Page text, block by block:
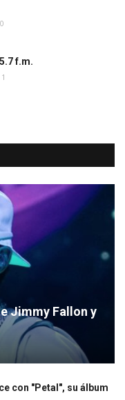
0
f.m.
1
Jimmy Fallon y
con "Petal", su álbum